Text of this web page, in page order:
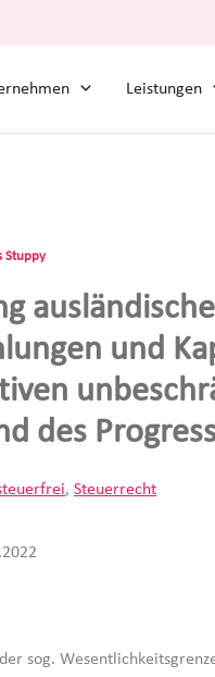
Leistungen
Stuppy
und
des
, Steuerrecht
sog.